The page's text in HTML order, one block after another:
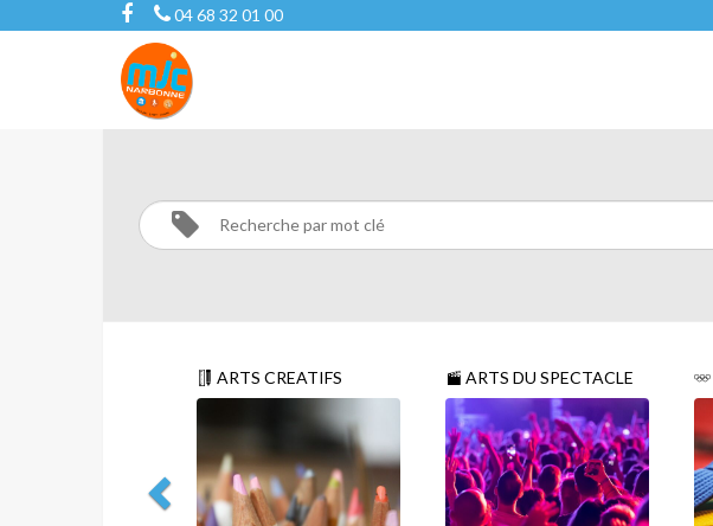
04 68 32 01 00
CULTURE
Activités
ARTS CREATIFS ARTS DU SPECTACLE